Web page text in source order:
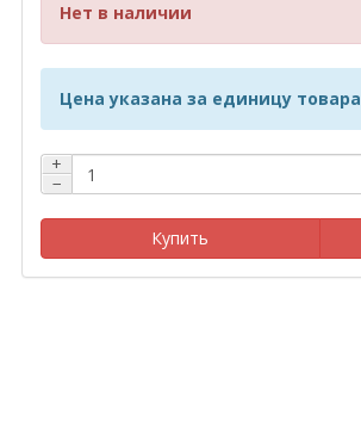
Нет в наличии
Цена указана за единицу товара
+
−
Купить